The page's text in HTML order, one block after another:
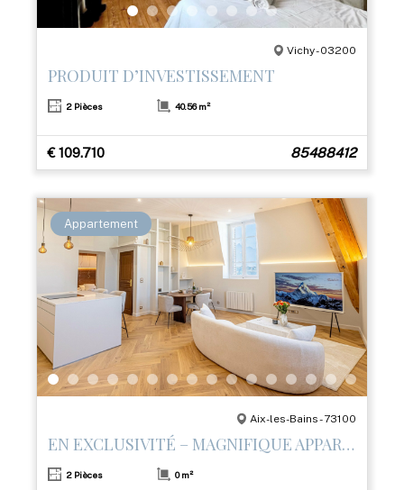
Vichy - 03200
PRODUIT D’INVESTISSEMENT
2 Pièces 40.56 m²
€ 109.710 85488412
Appartement
Aix-les-Bains - 73100
EN EXCLUSIVITÉ – MAGNIFIQUE APPARTEMENT T2 RÉNOVÉ AVEC PRESTATIONS HAUT DE GAMME
2 Pièces 0 m²